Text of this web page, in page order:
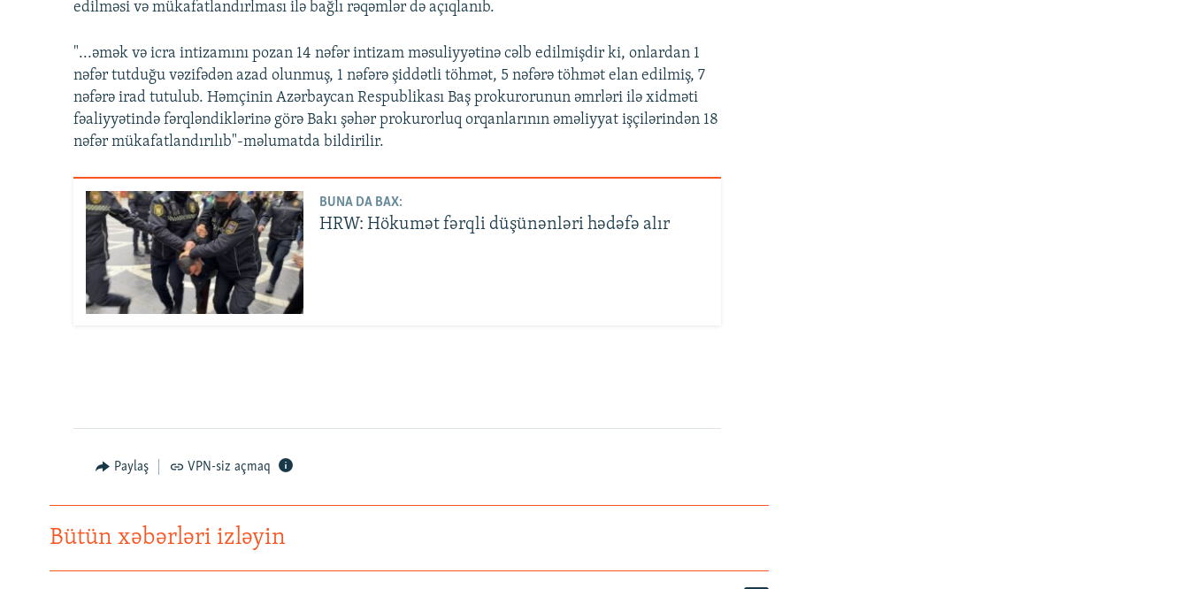
edilməsi və mükafatlandırlması ilə bağlı rəqəmlər də açıqlanıb.
"...əmək və icra intizamını pozan 14 nəfər intizam məsuliyyətinə cəlb edilmişdir ki, onlardan 1
nəfər tutduğu vəzifədən azad olunmuş, 1 nəfərə şiddətli töhmət, 5 nəfərə töhmət elan edilmiş, 7
nəfərə irad tutulub. Həmçinin Azərbaycan Respublikası Baş prokurorunun əmrləri ilə xidməti
fəaliyyətində fərqləndiklərinə görə Bakı şəhər prokurorluq orqanlarının əməliyyat işçilərindən 18
nəfər mükafatlandırılıb"-məlumatda bildirilir.
BUNA DA BAX:
HRW: Hökumət fərqli düşünənləri hədəfə alır
Paylaş VPN-siz açmaq
Bütün xəbərləri izləyin